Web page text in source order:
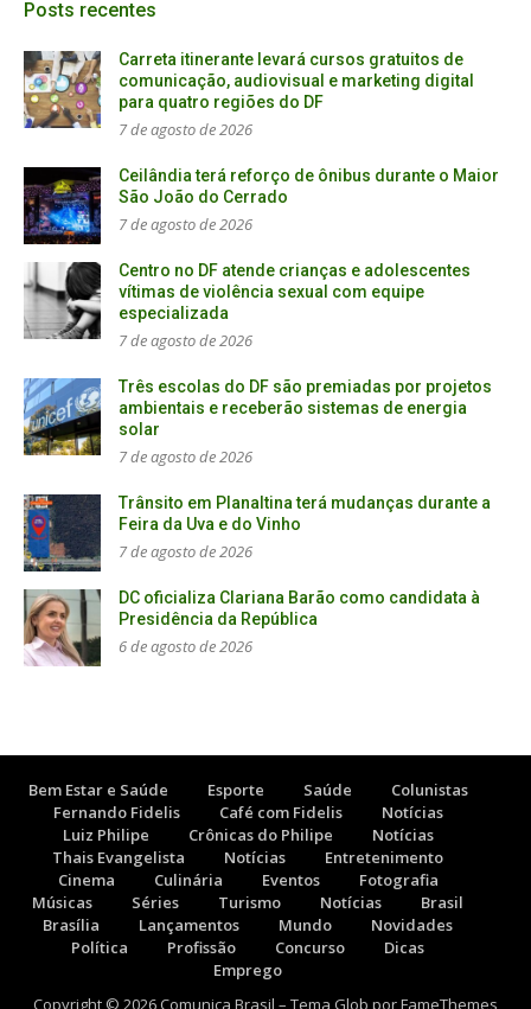
Posts recentes
Carreta itinerante levará cursos gratuitos de
comunicação, audiovisual e marketing digital
para quatro regiões do DF
7 de agosto de 2026
Ceilândia terá reforço de ônibus durante o Maior
São João do Cerrado
7 de agosto de 2026
Centro no DF atende crianças e adolescentes
vítimas de violência sexual com equipe
especializada
7 de agosto de 2026
Três escolas do DF são premiadas por projetos
ambientais e receberão sistemas de energia
solar
7 de agosto de 2026
Trânsito em Planaltina terá mudanças durante a
Feira da Uva e do Vinho
7 de agosto de 2026
DC oficializa Clariana Barão como candidata à
Presidência da República
6 de agosto de 2026
Bem Estar e Saúde Esporte Saúde
Colunistas
Fernando Fidelis
Café com Fidelis
Notícias
Luiz Philipe
Crônicas do Philipe
Notícias
Thais Evangelista
Notícias
Entretenimento
Cinema
Culinária Eventos
Fotografia
Músicas
Séries Turismo Notícias
Brasil
Brasília
Lançamentos Mundo
Novidades
Política
Profissão Concurso
Dicas
Emprego
Copyright © 2026 Comunica Brasil – Tema Glob porFameThemes